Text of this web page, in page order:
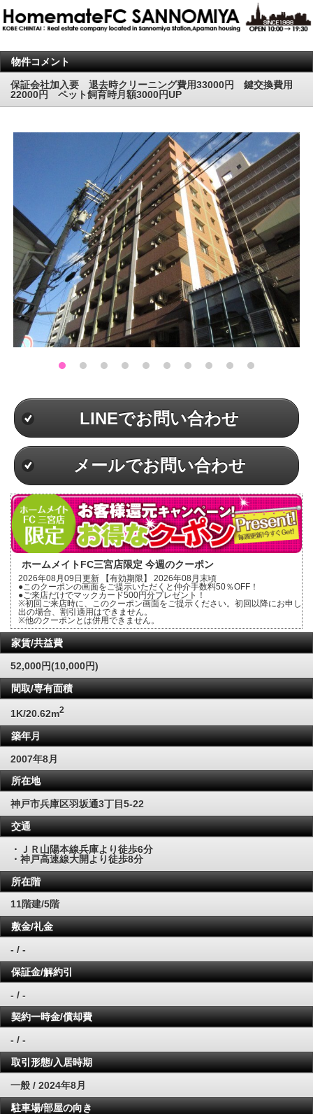
物件コメント
保証会社加入要 退去時クリーニング費用33000円 鍵交換費用
22000円 ペット飼育時月額3000円UP
LINEでお問い合わせ
メールでお問い合わせ
ホームメイトFC三宮店限定 今週のクーポン
2026年08月09日更新 【有効期限】 2026年08月末頃
●このクーポンの画面をご提示いただくと仲介手数料50％OFF！
●ご来店だけでマックカード500円分プレゼント！
※初回ご来店時に、このクーポン画面をご提示ください。初回以降にお申し
出の場合、割引適用はできません。
※他のクーポンとは併用できません。
家賃/共益費
52,000円(10,000円)
間取/専有面積
1K/20.62m2
築年月
2007年8月
所在地
神戸市兵庫区羽坂通3丁目5-22
交通
・ＪＲ山陽本線兵庫より徒歩6分
・神戸高速線大開より徒歩8分
所在階
11階建/5階
敷金/礼金
- / -
保証金/解約引
- / -
契約一時金/償却費
- / -
取引形態/入居時期
一般 / 2024年8月
駐車場/部屋の向き